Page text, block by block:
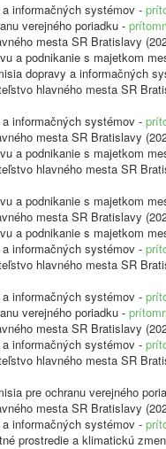
informačných systémov -
verejného poriadku -
mesta SR Bratislavy
a podnikanie s majetkom
dopravy a informačných
hlavného mesta SR
informačných systémov -
mesta SR Bratislavy
a podnikanie s majetkom
hlavného mesta SR
a podnikanie s majetkom
mesta SR Bratislavy
a podnikanie s majetkom
informačných systémov -
hlavného mesta SR
informačných systémov -
verejného poriadku -
mesta SR Bratislavy
informačných systémov -
hlavného mesta SR
pre ochranu verejného
mesta SR Bratislavy
informačných systémov -
prostredie a klimatickú